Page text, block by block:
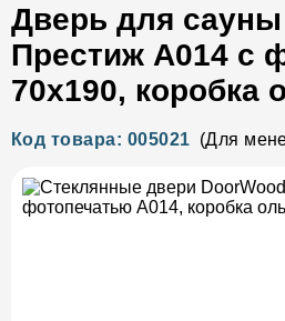
Дверь для сауны
Престиж А014 с
70х190, коробка
Код товара: 005021 (Для